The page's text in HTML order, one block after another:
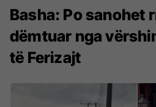
Basha: Po sanohet
dëmtuar nga
të Ferizajt